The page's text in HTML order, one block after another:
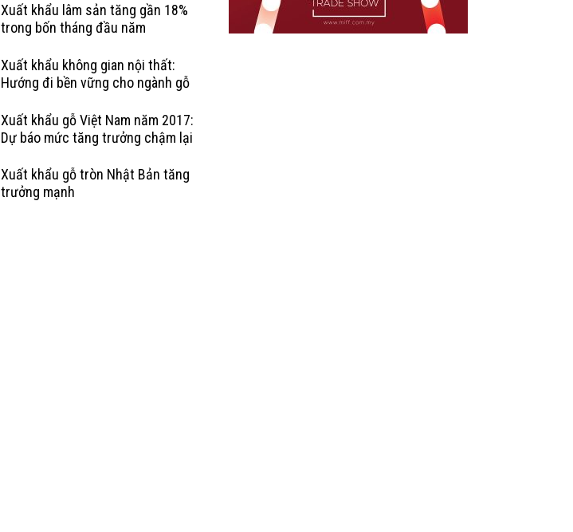
Xuất khẩu lâm sản tăng gần 18%
trong bốn tháng đầu năm
Xuất khẩu không gian nội thất:
Hướng đi bền vững cho ngành gỗ
Xuất khẩu gỗ Việt Nam năm 2017:
Dự báo mức tăng trưởng chậm lại
Xuất khẩu gỗ tròn Nhật Bản tăng
trưởng mạnh